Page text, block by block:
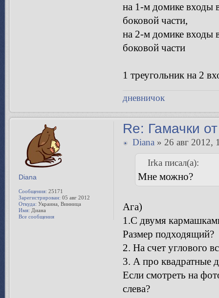
на 1-м домике входы
боковой части,
на 2-м домике входы
боковой части
1 треугольник на 2
дневничок
Re: Гамачки
Diana » 26 авг 2012,
Irka писал(а):
Мне можно?
Ага)
1.С двумя
Размер подходящий?
2. На счет углового
3. А про квадратные
Если смотреть на
слева?
Diana
Сообщения: 25171
Зарегистрирован: 05 авг 2012
Откуда: Украина, Винница
Имя: Диана
Все сообщения